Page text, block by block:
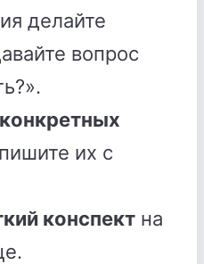
делайте
вопрос
их с
конспект на